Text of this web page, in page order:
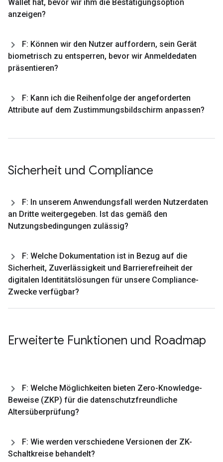
Wallet hat, bevor wir ihm die Bestätigungsoption
anzeigen?
F: Können wir den Nutzer auffordern, sein Gerät
biometrisch zu entsperren, bevor wir Anmeldedaten
präsentieren?
F: Kann ich die Reihenfolge der angeforderten
Attribute auf dem Zustimmungsbildschirm anpassen?
Sicherheit und Compliance
F: In unserem Anwendungsfall werden Nutzerdaten
an Dritte weitergegeben. Ist das gemäß den
Nutzungsbedingungen zulässig?
F: Welche Dokumentation ist in Bezug auf die
Sicherheit, Zuverlässigkeit und Barrierefreiheit der
digitalen Identitätslösungen für unsere Compliance-
Zwecke verfügbar?
Erweiterte Funktionen und Roadmap
F: Welche Möglichkeiten bieten Zero-Knowledge-
Beweise (ZKP) für die datenschutzfreundliche
Altersüberprüfung?
F: Wie werden verschiedene Versionen der ZK-
Schaltkreise behandelt?